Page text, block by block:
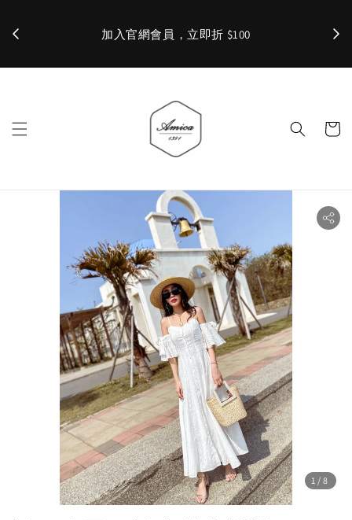
加入官網會員，立即折 $100 ✨
1 /8